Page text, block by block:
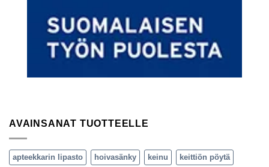
AVAINSANAT TUOTTEELLE
apteekkarin lipasto hoivasänky keinu keittiön pöytä